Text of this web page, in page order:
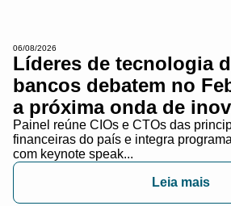
06/08/2026
Líderes de tecnologia
bancos debatem no
a próxima onda de
Painel reúne CIOs e CTOs das
financeiras do país e integra
com keynote speak...
Leia mais